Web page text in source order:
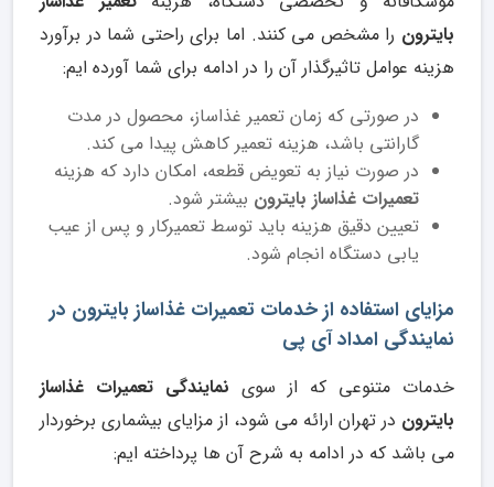
بایترون را مشخص می کنند. اما برای راحتی شما در برآورد
هزینه عوامل تاثیرگذار آن را در ادامه برای شما آورده ایم:
در صورتی که زمان تعمیر غذاساز، محصول در مدت
گارانتی باشد، هزینه تعمیر کاهش پیدا می کند.
در صورت نیاز به تعویض قطعه، امکان دارد که هزینه
تعمیرات غذاساز بایترون بیشتر شود.
تعیین دقیق هزینه باید توسط تعمیرکار و پس از عیب
یابی دستگاه انجام شود.
مزایای استفاده از خدمات تعمیرات غذاساز بایترون در
نمایندگی امداد آی پی
خدمات متنوعی که از سوی نمایندگی تعمیرات غذاساز
بایترون در تهران ارائه می شود، از مزایای بیشماری برخوردار
می باشد که در ادامه به شرح آن ها پرداخته ایم: